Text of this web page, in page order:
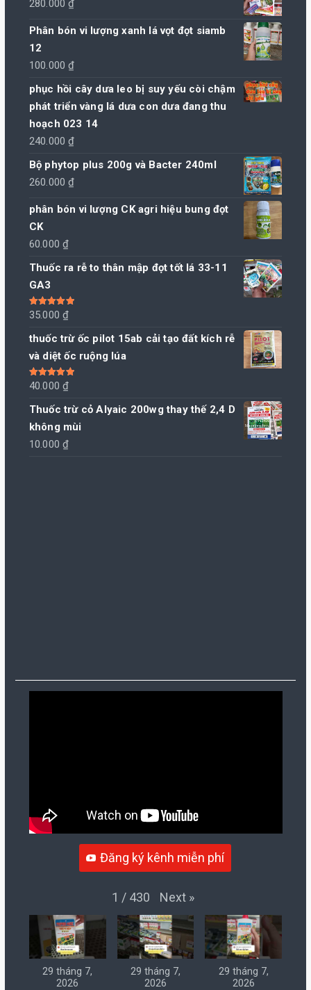
280.000₫
Phân bón vi lượng xanh lá vọt đọt siamb
12
100.000₫
phục hồi cây dưa leo bị suy yếu còi chậm
phát triển vàng lá dưa con dưa đang thu
hoạch 023 14
240.000₫
Bộ phytop plus 200g và Bacter 240ml
260.000₫
phân bón vi lượng CK agri hiệu bung đọt
CK
60.000₫
Thuốc ra rễ to thân mập đọt tốt lá 33-11
GA3
Được xếp
5.005
35.000₫
thuốc trừ ốc pilot 15ab cải tạo đất kích rễ
và diệt ốc ruộng lúa
Được xếp
5.005
40.000₫
Thuốc trừ cỏ Alyaic 200wg thay thế 2,4 D
không mùi
10.000₫
Đăng ký kênh miễn phí
1 / 430 Next »
29 tháng 7,
2026
29 tháng 7,
2026
29 tháng 7,
2026